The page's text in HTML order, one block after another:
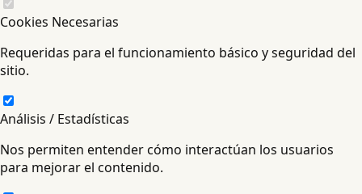
Cookies Necesarias
Requeridas para el funcionamiento básico y seguridad del
sitio.
Análisis / Estadísticas
Nos permiten entender cómo interactúan los usuarios
para mejorar el contenido.